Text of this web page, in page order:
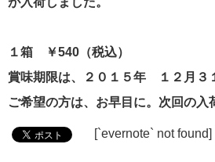
１箱 ￥540（税込）
賞味期限は、２０１５年 １２月３
ご希望の方は、お早目に。次回の入
[`evernote` not found]